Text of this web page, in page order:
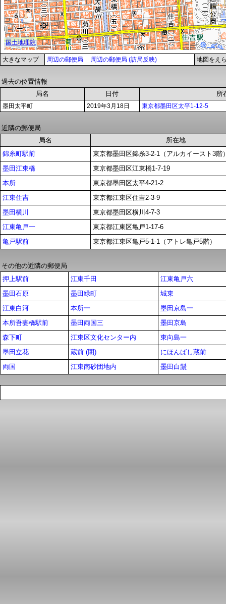
大きなマップ 周辺の郵便局 周辺の郵便局 (訪局反映) 地図をえ
過去の位置情報
局名
日付 所
墨田太平町 2019年3月18日 東京都墨田区太平1-12-5
近隣の郵便局
局名
所在地
錦糸町駅前
東京都墨田区錦糸3-2-1（アルカイースト3階
墨田江東橋
東京都墨田区江東橋1-7-19
本所
東京都墨田区太平4-21-2
江東住吉
東京都江東区住吉2-3-9
墨田横川
東京都墨田区横川4-7-3
江東亀戸一
東京都江東区亀戸1-17-6
亀戸駅前
東京都江東区亀戸5-1-1（アトレ亀戸5階）
その他の近隣の郵便局
押上駅前
江東千田
江東亀戸六
墨田石原
墨田緑町
城東
江東白河
本所一
墨田京島一
本所吾妻橋駅前
墨田両国三
墨田京島
森下町
江東区文化センター内
東向島一
墨田立花
蔵前 (閉)
にほんばし蔵前
両国
江東南砂団地内 墨田白鬚